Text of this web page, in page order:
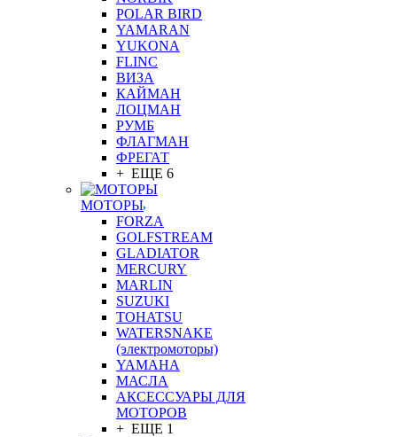
POLAR BIRD
YAMARAN
YUKONA
FLINC
ВИЗА
КАЙМАН
ЛОЦМАН
РУМБ
ФЛАГМАН
ФРЕГАТ
+ ЕЩЕ 6
МОТОРЫ
FORZA
GOLFSTREAM
GLADIATOR
MERCURY
MARLIN
SUZUKI
TOHATSU
WATERSNAKE
(электромоторы)
YAMAHA
МАСЛА
АКСЕССУАРЫ ДЛЯ
МОТОРОВ
+ ЕЩЕ 1